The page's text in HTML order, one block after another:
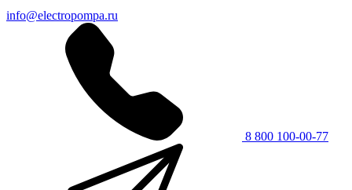
info@electropompa.ru
8 800 100-00-77